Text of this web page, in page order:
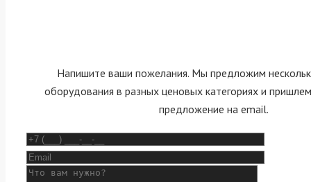
Напишите ваши пожелания. Мы предложим
оборудования в разных ценовых категориях и
предложение на email.